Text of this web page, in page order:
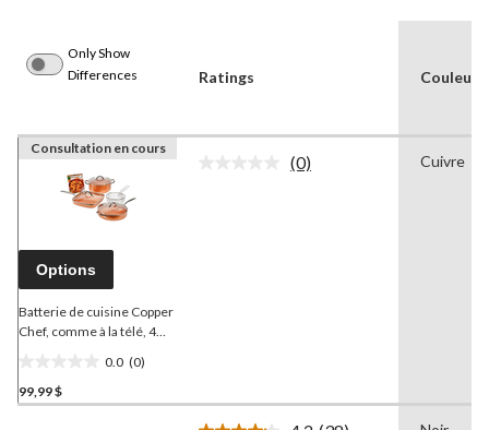
Only Show
Differences
Ratings Couleur
Consultation en cours
Options
Batterie de cuisine Copper
Chef, comme à la télé, 4
0.0 (0)
étoile(s)
99,99 $
Aucune
(0) Cuivre